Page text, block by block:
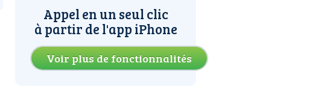
Appel en un seul clic
à partir de l'app iPhone
Voir plus de fonctionnalités